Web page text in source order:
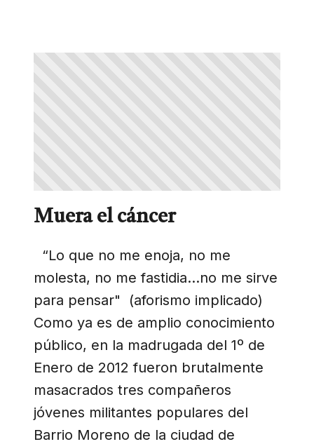
Muera el cáncer
“Lo que no me enoja, no me
molesta, no me fastidia...no me sirve
para pensar" (aforismo implicado)
Como ya es de amplio conocimiento
público, en la madrugada del 1º de
Enero de 2012 fueron brutalmente
masacrados tres compañeros
jóvenes militantes populares del
Barrio Moreno de la ciudad de